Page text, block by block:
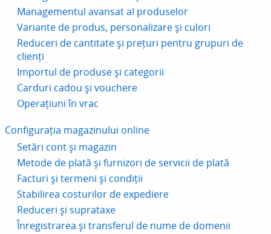
Managementul avansat al produselor
Variante de produs, personalizare și culori
Reduceri de cantitate și prețuri pentru grupuri de
clienți
Importul de produse și categorii
Carduri cadou și vouchere
Operațiuni în vrac
Configurația magazinului online
Setări cont și magazin
Metode de plată și furnizori de servicii de plată
Facturi și termeni și condiții
Stabilirea costurilor de expediere
Reduceri și suprataxe
Înregistrarea și transferul de nume de domenii